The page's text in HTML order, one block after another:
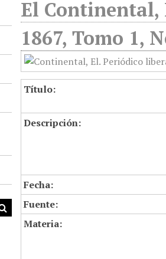
El
1867, Tomo 1,
Título:
Descripción:
Fecha:
Fuente:
Materia: